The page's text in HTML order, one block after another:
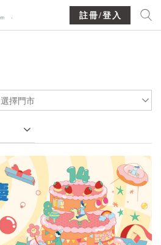
註冊/登入
選擇門市